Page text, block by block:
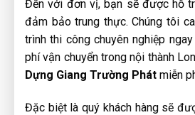
Đến với đơn vị, bạn sẽ được hỗ
đảm bảo trung thực. Chúng tôi
trình thi công chuyên nghiệp
phí vận chuyển trong nội thành
Dựng Giang Trường Phát miễn
Đặc biệt là quý khách hàng sẽ